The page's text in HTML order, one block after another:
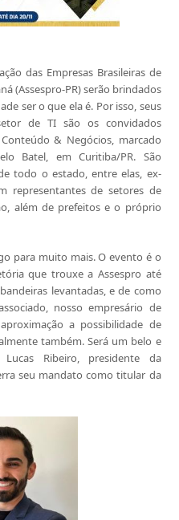
das Empresas Brasileiras de
(Assespro-PR) serão brindados
ser o que ela é. Por isso, seus
de TI são os convidados
& Negócios, marcado
Batel, em Curitiba/PR. São
todo o estado, entre elas, ex-
representantes de setores de
além de prefeitos e o próprio
para muito mais. O evento é o
que trouxe a Assespro até
levantadas, e de como
nosso empresário de
a possibilidade de
também. Será um belo e
Lucas Ribeiro, presidente da
seu mandato como titular da